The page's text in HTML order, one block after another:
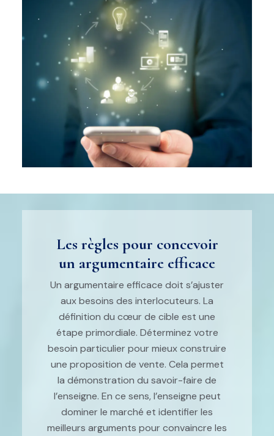
Les règles pour concevoir
un argumentaire efficace
Un argumentaire efficace doit s’ajuster
aux besoins des interlocuteurs. La
définition du cœur de cible est une
étape primordiale. Déterminez votre
besoin particulier pour mieux construire
une proposition de vente. Cela permet
la démonstration du savoir-faire de
l’enseigne. En ce sens, l’enseigne peut
dominer le marché et identifier les
meilleurs arguments pour convaincre les